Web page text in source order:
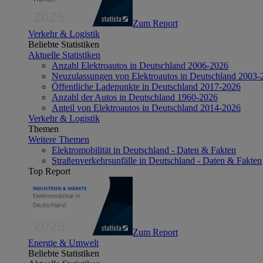
Zum Report
Verkehr & Logistik
Beliebte Statistiken
Aktuelle Statistiken
Anzahl Elektroautos in Deutschland 2006-2026
Neuzulassungen von Elektroautos in Deutschland 2003-
Öffentliche Ladepunkte in Deutschland 2017-2026
Anzahl der Autos in Deutschland 1960-2026
Anteil von Elektroautos in Deutschland 2014-2026
Verkehr & Logistik
Themen
Weitere Themen
Elektromobilität in Deutschland - Daten & Fakten
Straßenverkehrsunfälle in Deutschland - Daten & Fakten
Top Report
Zum Report
Energie & Umwelt
Beliebte Statistiken